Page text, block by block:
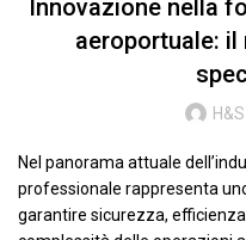
Innovazione nella
aeroportuale:
Nel panorama attuale
professionale rappresenta
garantire sicurezza,